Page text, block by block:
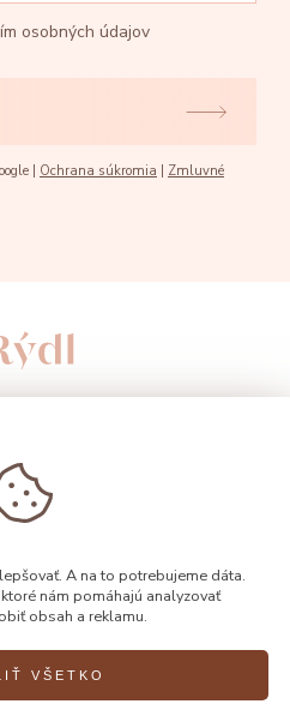
osobných údajov
| Ochrana súkromia
Zmluvné
Rýdl
A na to potrebujeme dáta.
ktoré nám pomáhajú analyzovať
obsah a reklamu.
VŠETKO